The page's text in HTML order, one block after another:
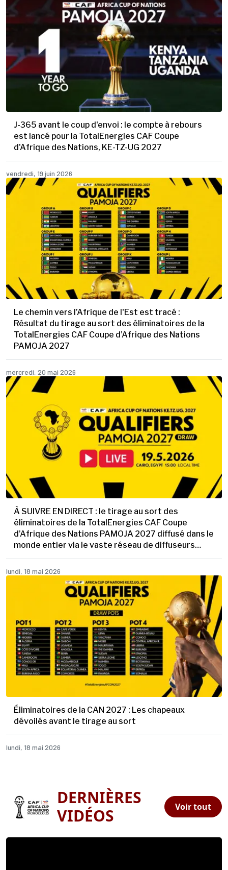
J-365 avant le coup d'envoi : le compte à rebours
est lancé pour la TotalEnergies CAF Coupe
d'Afrique des Nations, KE-TZ-UG 2027
vendredi, 19 juin 2026
Le chemin vers l’Afrique de l'Est est tracé :
Résultat du tirage au sort des éliminatoires de la
TotalEnergies CAF Coupe d’Afrique des Nations
PAMOJA 2027
mercredi, 20 mai 2026
À SUIVRE EN DIRECT : le tirage au sort des
éliminatoires de la TotalEnergies CAF Coupe
d’Afrique des Nations PAMOJA 2027 diffusé dans le
monde entier via le vaste réseau de diffuseurs
lundi, 18 mai 2026
Éliminatoires de la CAN 2027 : Les chapeaux
dévoilés avant le tirage au sort
lundi, 18 mai 2026
DERNIÈRES
VIDÉOS
Voir tout